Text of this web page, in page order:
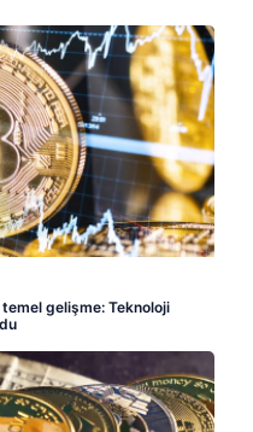
temel gelişme: Teknoloji